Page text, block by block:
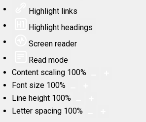
Highlight links
Highlight headings
Screen reader
Read mode
Content scaling 100%
Font size 100%
Line height 100%
Letter spacing 100%